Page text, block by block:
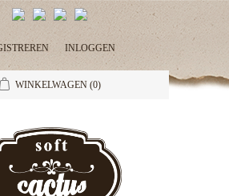
INLOGGEN
WINKELWAGEN (0)